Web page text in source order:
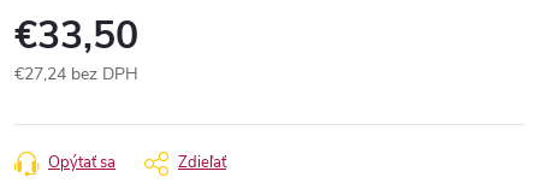
€33,50
€27,24 bez DPH
cena:
Opýtať sa Zdieľať